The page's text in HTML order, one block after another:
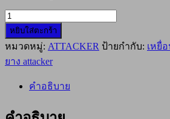
จำนวน
เหยื่อ
ยาง
ATTACKER
012
หยิบใส่ตะกร้า
หมวดหมู่: ATTACKER ป้ายกำกับ: เหยื่
ยาง attacker
คำอธิบาย